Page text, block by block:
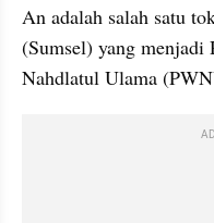
An adalah salah satu
(Sumsel) yang menjadi
Nahdlatul Ulama